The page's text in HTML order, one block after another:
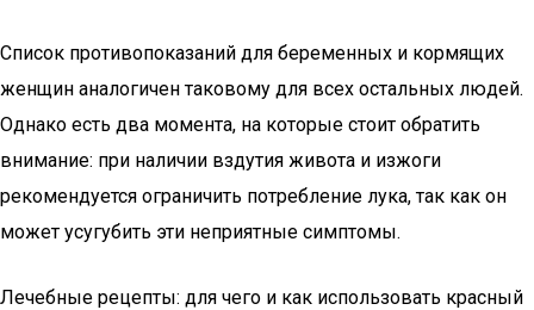
Список противопоказаний для беременных и кормящих
женщин аналогичен таковому для всех остальных людей.
Однако есть два момента, на которые стоит обратить
внимание: при наличии вздутия живота и изжоги
рекомендуется ограничить потребление лука, так как он
может усугубить эти неприятные симптомы.
Лечебные рецепты: для чего и как использовать красный